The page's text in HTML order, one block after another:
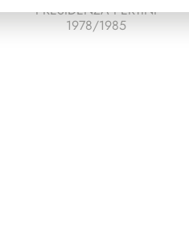
PRESIDENZA PERTINI
1978/1985